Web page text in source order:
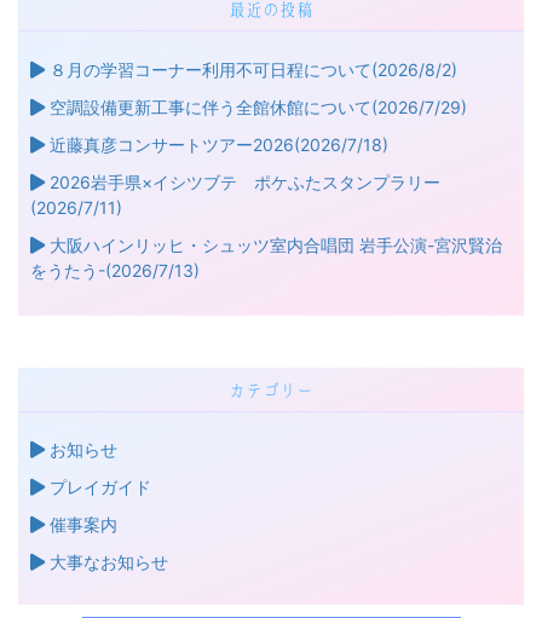
最近の投稿
８月の学習コーナー利用不可日程について(2026/8/2)
空調設備更新工事に伴う全館休館について(2026/7/29)
近藤真彦コンサートツアー2026(2026/7/18)
2026岩手県×イシツブテ ポケふたスタンプラリー
(2026/7/11)
大阪ハインリッヒ・シュッツ室内合唱団 岩手公演-宮沢賢治
をうたう-(2026/7/13)
名探偵プリキュア ドリームステージ♪(2026/6/26)
三浦一馬＆曽根麻央 Latin×Tango(2026/6/25)
カテゴリー
お知らせ
プレイガイド
催事案内
大事なお知らせ